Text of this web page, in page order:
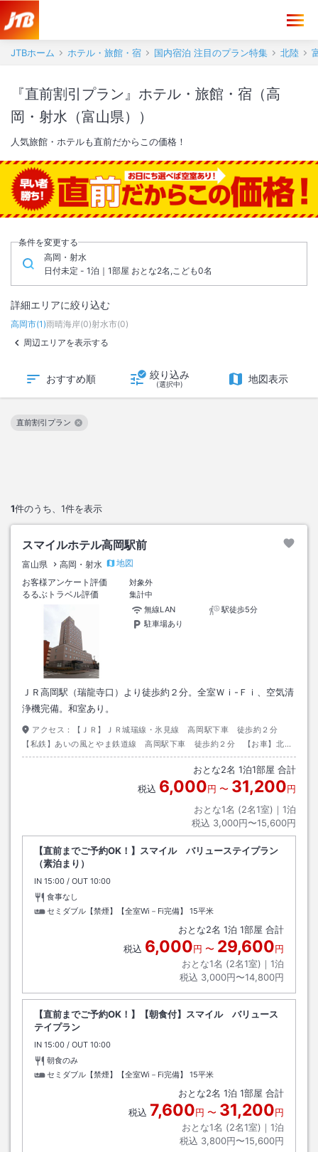
JTBホーム ホテル・旅館・宿 国内宿泊 注目のプラン特集 北陸
『直前割引プラン』ホテル・旅館・宿（高
岡・射水（富山県））
人気旅館・ホテルも直前だからこの価格！
条件を変更する
高岡・射水
日付未定 - 1泊｜1部屋 おとな2名,こども0名
詳細エリアに絞り込む
高岡市(1)雨晴海岸(0)射水市(0)
周辺エリアを表示する
おすすめ順 絞り込み
(選択中) 地図表示
1件のうち、 1件を表示
直前割引プラン
この絞り込み条件を解除
スマイルホテル高岡駅前
富山県 高岡・射水
地図
お客様アンケート評価
対象外
るるぶトラベル評価
集計中
無線LAN
駅徒歩5分
駐車場あり
ＪＲ高岡駅（瑞龍寺口）より徒歩約２分。全室Ｗｉ-Ｆｉ、空気清
浄機完備。和室あり。
アクセス：
【ＪＲ】ＪＲ城瑞線・氷見線 高岡駅下車 徒歩約２分
【私鉄】あいの風とやま鉄道線 高岡駅下車 徒歩約２分 【お車】北陸
自動車道 小杉I．Cご利用ください
おとな2名 1泊1部屋 合計
税込 6,000円 〜 31,200円
おとな1名 (2名1室)｜ 1泊
税込 3,000円〜15,600円
【直前までご予約OK！】スマイル バリューステイプラン
（素泊まり）
IN チェックイン
15:00 / OUT チェックアウト
10:00
食事なし
セミダブル【禁煙】【全室Wi－Fi完備】
15平米
おとな2名 1泊 1部屋 合計
税込 6,000円 〜 29,600円
おとな1名 (2名1室)｜ 1泊
税込 3,000円〜14,800円
【直前までご予約OK！】【朝食付】スマイル バリュース
テイプラン
IN チェックイン
15:00 / OUT チェックアウト
10:00
朝食のみ
セミダブル【禁煙】【全室Wi－Fi完備】
15平米
おとな2名 1泊 1部屋 合計
税込 7,600円 〜 31,200円
おとな1名 (2名1室)｜ 1泊
税込 3,800円〜15,600円